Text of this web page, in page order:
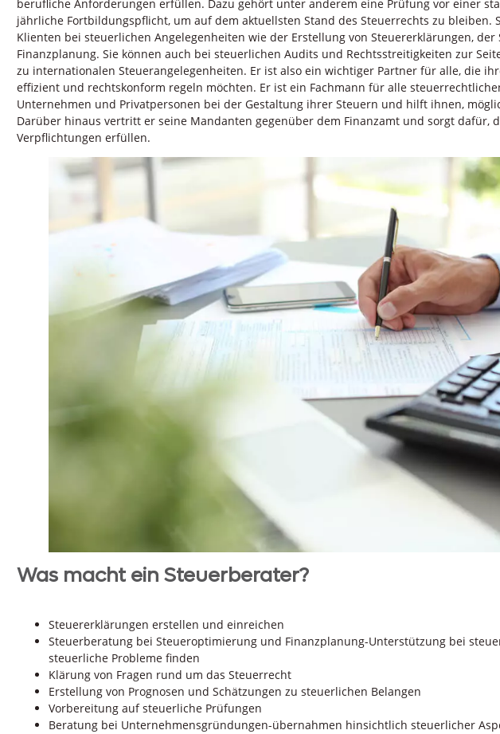
berufliche Anforderungen erfüllen. Dazu gehört unter anderem eine Prüfung vor einer
jährliche Fortbildungspflicht, um auf dem aktuellsten Stand des Steuerrechts zu
Klienten bei steuerlichen Angelegenheiten wie der Erstellung von Steuererklärungen,
Finanzplanung. Sie können auch bei steuerlichen Audits und Rechtsstreitigkeiten zur
zu internationalen Steuerangelegenheiten. Er ist also ein wichtiger Partner für alle, die
effizient und rechtskonform regeln möchten. Er ist ein Fachmann für alle
Unternehmen und Privatpersonen bei der Gestaltung ihrer Steuern und hilft ihnen,
Darüber hinaus vertritt er seine Mandanten gegenüber dem Finanzamt und sorgt dafür,
Verpflichtungen erfüllen.
Was macht ein Steuerberater?
Steuererklärungen erstellen und einreichen
Steuerberatung bei Steueroptimierung und Finanzplanung-Unterstützung bei
steuerliche Probleme finden
Klärung von Fragen rund um das Steuerrecht
Erstellung von Prognosen und Schätzungen zu steuerlichen Belangen
Vorbereitung auf steuerliche Prüfungen
Beratung bei Unternehmensgründungen-übernahmen hinsichtlich steuerlicher